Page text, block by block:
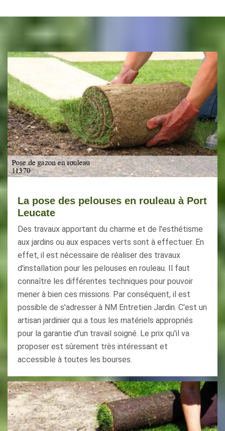
La pose des pelouses en rouleau à Port
Leucate
Des travaux apportant du charme et de l'esthétisme
aux jardins ou aux espaces verts sont à effectuer. En
effet, il est nécessaire de réaliser des travaux
d'installation pour les pelouses en rouleau. Il faut
connaître les différentes techniques pour pouvoir
mener à bien ces missions. Par conséquent, il est
possible de s'adresser à NM Entretien Jardin. C'est un
artisan jardinier qui a tous les matériels appropriés
pour la garantie d'un travail soigné. Le prix qu'il va
proposer est sûrement très intéressant et
accessible à toutes les bourses.